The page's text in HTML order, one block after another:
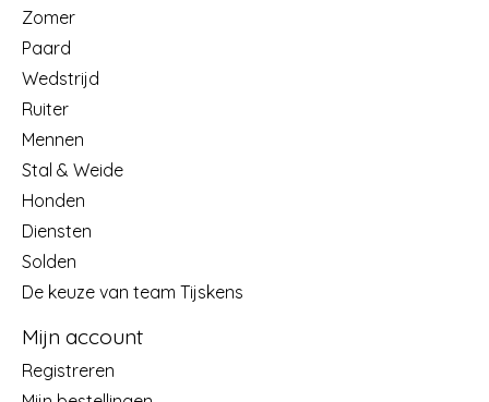
Zomer
Paard
Wedstrijd
Ruiter
Mennen
Stal & Weide
Honden
Diensten
Solden
De keuze van team Tijskens
Mijn account
Registreren